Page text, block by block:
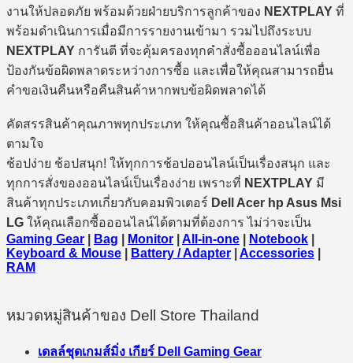
งานให้ปลอดภัย พร้อมด้วยฝ่ายบริการลูกค้าของ NEXTPLAY ที่
พร้อมดำเนินการเมื่อมีการรายงานเข้ามา รวมไปถึงระบบ
NEXTPLAY การันตี ที่จะคุ้มครองทุกคำสั่งซื้อออนไลน์เพื่อ
ป้องกันข้อผิดพลาดระหว่างการซื้อ และเพื่อให้คุณสามารถยื่น
คำขอเงินคืนหรือคืนสินค้าหากพบข้อผิดพลาดได้
คัดสรรสินค้าคุณภาพทุกประเภท ให้คุณซื้อสินค้าออนไลน์ได้
ตามใจ
ช้อปง่าย ช้อปสนุก! ให้ทุกการช้อปออนไลน์เป็นเรื่องสนุก และ
ทุกการสั่งของออนไลน์เป็นเรื่องง่าย เพราะที่ NEXTPLAY มี
สินค้าทุกประเภทเกี่ยวกับคอมพิวเตอร์ Dell Acer hp Asus Msi
LG ให้คุณเลือกซื้อออนไลน์ได้ตามที่ต้องการ ไม่ว่าจะเป็น
Gaming Gear
Bag Monitor All-in-one Notebook
Keyboard & Mouse
Battery / Adapter Accessories
RAM
หมวดหมู่สินค้าของ Dell Store Thailand
เดลล์ชุดเกมส์มิ่ง เกียร์ Dell Gaming Gear